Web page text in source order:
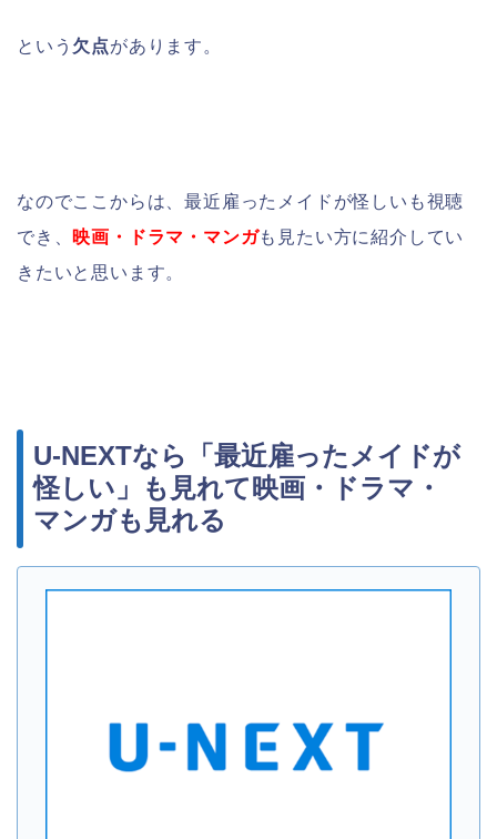
という 欠点があります。
なのでここからは、最近雇ったメイドが怪しいも視聴
でき、 映画・ドラマ・マンガも見たい方に紹介してい
きたいと思います。
U-NEXTなら「最近雇ったメイドが
怪しい」も見れて映画・ドラマ・
マンガも見れる